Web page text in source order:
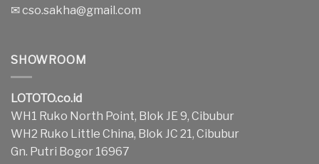
✉cso.sakha@gmail.com
SHOWROOM
LOTOTO.co.id
WH1 Ruko North Point, Blok JE 9, Cibubur
WH2 Ruko Little China, Blok JC 21, Cibubur
Gn. Putri Bogor 16967